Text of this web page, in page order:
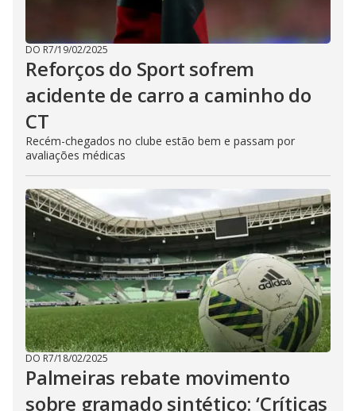
DO R7/19/02/2025
Reforços do Sport sofrem
acidente de carro a caminho do
CT
Recém-chegados no clube estão bem e passam por
avaliações médicas
DO R7/18/02/2025
Palmeiras rebate movimento
sobre gramado sintético: ‘Críticas